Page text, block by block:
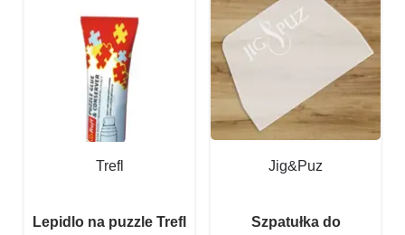
Trefl
Lepidlo na puzzle Trefl
Jig&Puz
Szpatułka do